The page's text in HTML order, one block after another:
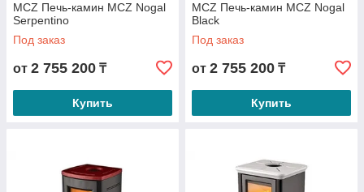
MCZ Печь-камин MCZ Nogal
Serpentino
Под заказ
от 2 755 200 ₸
Купить
MCZ Печь-камин MCZ Nogal
Black
Под заказ
от 2 755 200 ₸
Купить